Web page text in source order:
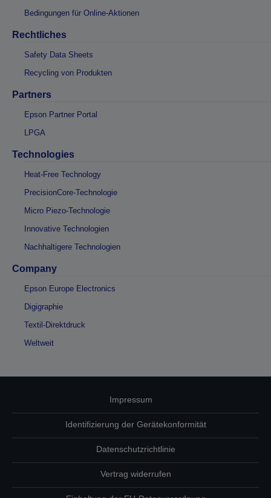
Bedingungen für Online-Aktionen
Rechtliches
Safety Data Sheets
Recycling von Produkten
Partners
Epson Partner Portal
LPGA
Technologies
Heat-Free Technology
PrecisionCore-Technologie
Micro Piezo-Technologie
Innovative Technologien
Nachhaltigere Technologien
Company
Epson Europe Electronics
Digigraphie
Textil-Direktdruck
Weltweit
Impressum
Identifizierung der Gerätekonformität
Datenschutzrichtlinie
Vertrag widerrufen